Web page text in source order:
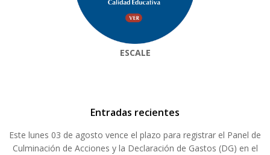
ESCALE
Entradas recientes
Este lunes 03 de agosto vence el plazo para registrar el Panel de
Culminación de Acciones y la Declaración de Gastos (DG) en el